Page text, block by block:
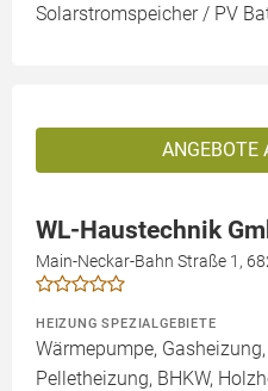
Solarstromspeicher / PV
ANGEBOTE
WL-Haustechnik
Main-Neckar-Bahn Straße 1,
HEIZUNG SPEZIALGEBIETE
Wärmepumpe,
Pelletheizung, BHKW,